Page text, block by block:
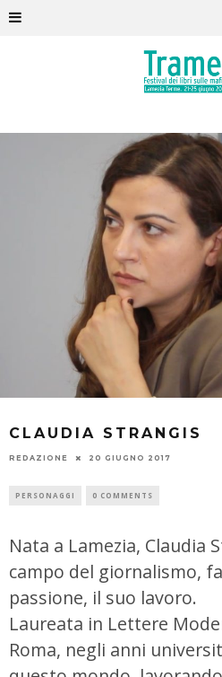
CLAUDIA STRANGIS
REDAZIONE 20 GIUGNO 2017
PERSONAGGI 0 COMMENTS
Nata a Lamezia, Claudia
campo del giornalismo,
passione, il suo lavoro.
Laureata in Lettere
Roma, negli anni